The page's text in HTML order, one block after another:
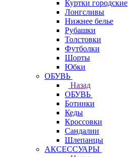
Куртки городские
Лонгсливы
Нижнее белье
Рубашки
Толстовки
Футболки
Шорты
Юбки
ОБУВЬ
Назад
ОБУВЬ
Ботинки
Кеды
Кроссовки
Сандалии
Шлепанцы
АКСЕССУАРЫ